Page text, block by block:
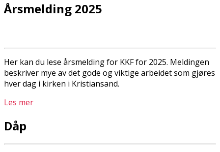
Årsmelding 2025
Her kan du lese årsmelding for KKF for 2025. Meldingen
beskriver mye av det gode og viktige arbeidet som gjøres
hver dag i kirken i Kristiansand.
Les mer
Dåp